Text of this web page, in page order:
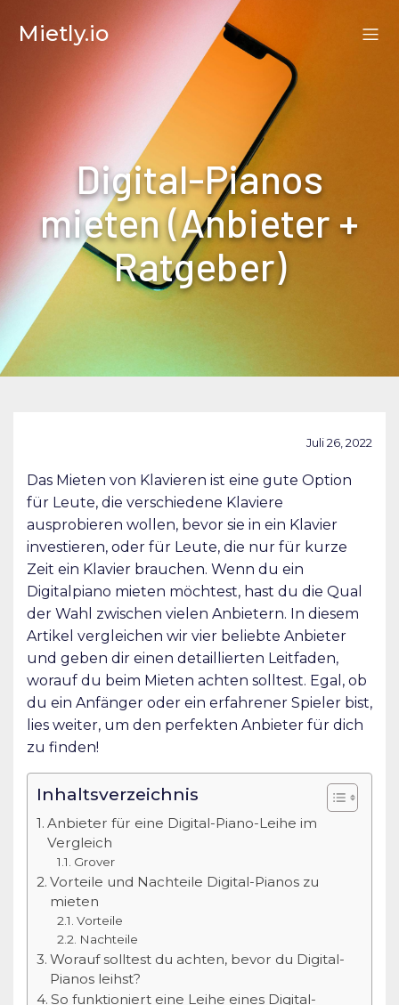
Mietly.io
Digital-Pianos
mieten (Anbieter +
Ratgeber)
Juli 26, 2022
Das Mieten von Klavieren ist eine gute Option
für Leute, die verschiedene Klaviere
ausprobieren wollen, bevor sie in ein Klavier
investieren, oder für Leute, die nur für kurze
Zeit ein Klavier brauchen. Wenn du ein
Digitalpiano mieten möchtest, hast du die Qual
der Wahl zwischen vielen Anbietern. In diesem
Artikel vergleichen wir vier beliebte Anbieter
und geben dir einen detaillierten Leitfaden,
worauf du beim Mieten achten solltest. Egal, ob
du ein Anfänger oder ein erfahrener Spieler bist,
lies weiter, um den perfekten Anbieter für dich
zu finden!
Inhaltsverzeichnis
Anbieter für eine Digital-Piano-Leihe im
Vergleich
Grover
Vorteile und Nachteile Digital-Pianos zu
mieten
Vorteile
Nachteile
Worauf solltest du achten, bevor du Digital-
Pianos leihst?
So funktioniert eine Leihe eines Digital-